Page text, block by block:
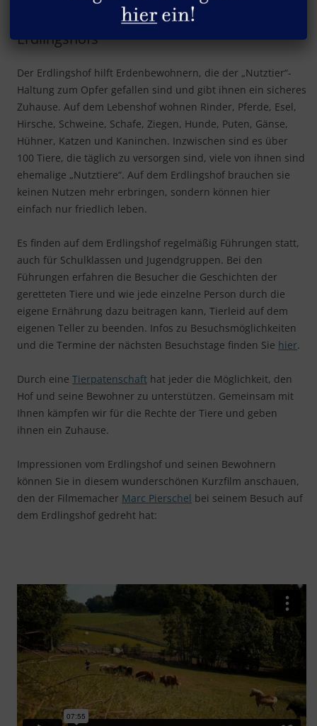
Willkommen auf der Webseite des
Erdlingshofs
Der Erdlingshof hilft Erdenbewohnern, die der „Nutztier“-
Haltung zum Opfer gefallen sind und gibt ihnen ein sicheres
Zuhause. Auf dem Lebenshof wohnen Rinder, Pferde, Esel,
Hirsche, Schweine, Schafe, Ziegen, Hunde, Puten, Gänse,
Hühner, Katzen und Kaninchen. Inzwischen sind es über
100 Tiere, die täglich zu versorgen sind, viele von ihnen sind
ehemalige „Nutztiere“. Auf dem Erdlingshof brauchen sie
keinen Nutzen mehr erbringen, sondern können hier
einfach nur friedlich leben.
Es finden auf dem Erdlingshof regelmäßig Führungen statt,
auch für Schulklassen und Jugendgruppen. Bei den
Führungen erfahren die Besucher die Geschichten der
geretteten Tiere und wie jede einzelne Person durch die
eigene Ernährung dazu beitragen kann, Tierleid auf dem
eigenen Teller zu beenden. Infos zu Besuchsmöglichkeiten
und die Termine der nächsten Besuchstage finden Sie hier.
Durch eine Tierpatenschaft hat jeder die Möglichkeit, den
Hof und seine Bewohner zu unterstützen. Gemeinsam mit
Ihnen kämpfen wir für die Rechte der Tiere und geben
ihnen ein Zuhause.
Impressionen vom Erdlingshof und seinen Bewohnern
können Sie in diesem wunderschönen Kurzfilm anschauen,
den der Filmemacher Marc Pierschel bei seinem Besuch auf
dem Erdlingshof gedreht hat: